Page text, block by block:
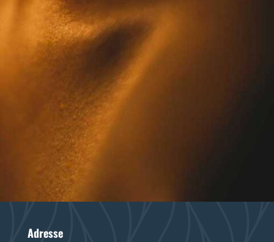
Adresse